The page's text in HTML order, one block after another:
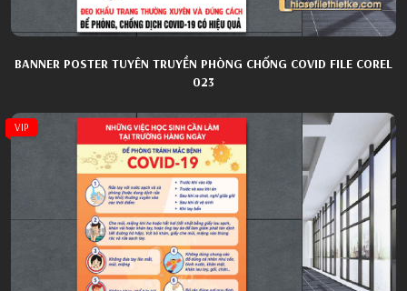
BANNER POSTER TUYÊN TRUYỀN PHÒNG CHỐNG COVID FILE COREL
023
VIP